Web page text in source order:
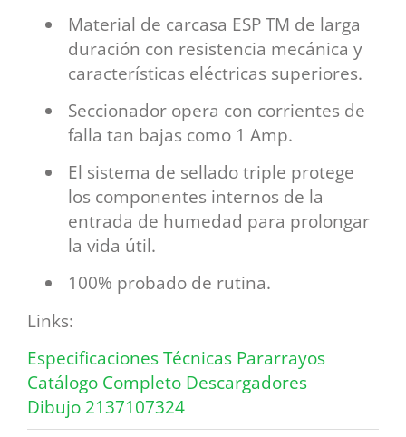
Material de carcasa ESP TM de larga
duración con resistencia mecánica y
características eléctricas superiores.
Seccionador opera con corrientes de
falla tan bajas como 1 Amp.
El sistema de sellado triple protege
los componentes internos de la
entrada de humedad para prolongar
la vida útil.
100% probado de rutina.
Links:
Especificaciones Técnicas Pararrayos
Catálogo Completo Descargadores
Dibujo 2137107324